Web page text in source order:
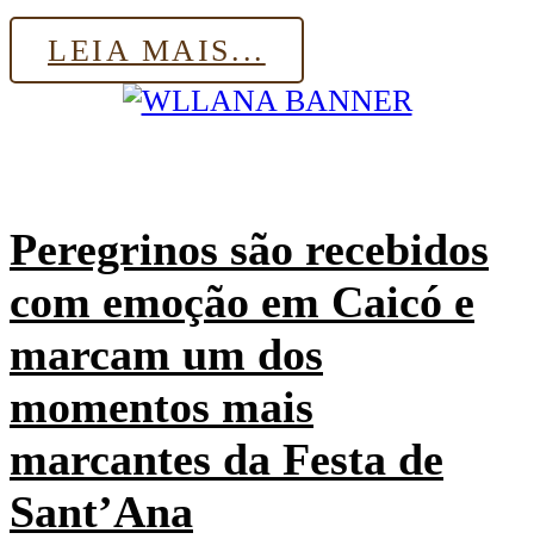
LEIA MAIS...
Peregrinos são recebidos
com emoção em Caicó e
marcam um dos
momentos mais
marcantes da Festa de
Sant’Ana